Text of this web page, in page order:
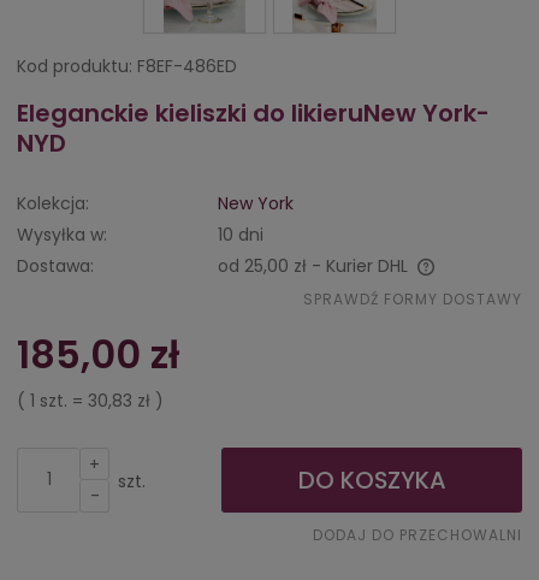
Kod produktu: F8EF-486ED
Eleganckie kieliszki do likieruNew York-
NYD
Kolekcja:
New York
Wysyłka w:
10 dni
Dostawa:
od 25,00 zł - Kurier DHL
Cena nie zawiera ewentualnych kosztów płatności
SPRAWDŹ FORMY DOSTAWY
185,00 zł
( 1 szt. = 30,83 zł )
+
-
szt. DO KOSZYKA
DODAJ DO PRZECHOWALNI